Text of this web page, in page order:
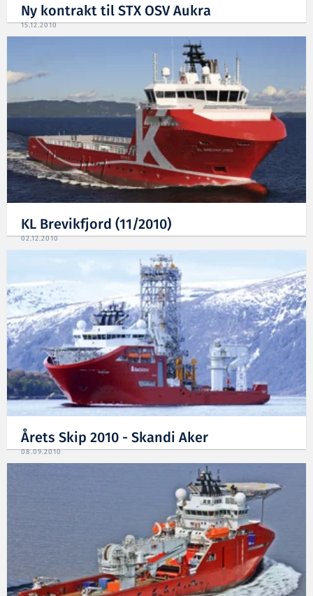
Ny kontrakt til STX OSV Aukra
15.12.2010
KL Brevikfjord (11/2010)
02.12.2010
Årets Skip 2010 - Skandi Aker
08.09.2010